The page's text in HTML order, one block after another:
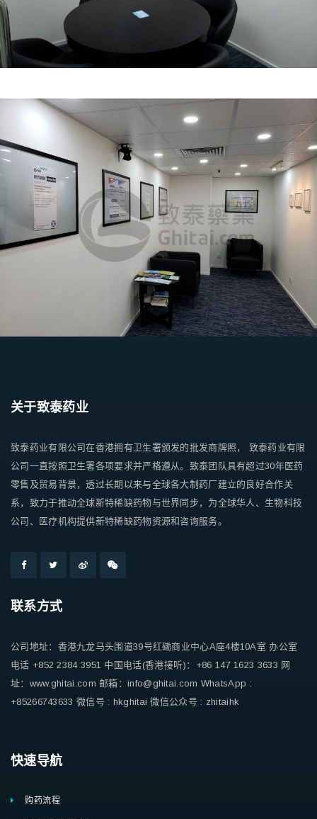
关于致泰药业
致泰药业有限公司在香港拥有卫生署颁发的批发商牌照， 致泰药业有限
公司一直按照卫生署各项要求并严格遵从。致泰团队具有超过30年医药
零售及贸易背景，透过长期以来与全球各大制药厂建立的良好合作关
系，致力于推动全球新特稀缺药物与世界同步，为全球华人、生物科技
公司、医疗机构提供新特稀缺药物资源和咨询服务。
联系方式
公司地址：香港九龙马头围道39号红磡商业中心A座4楼10A室 办公室
电话 +852 2384 3951 中国电话(香港接听)：+86 147 1623 3633 网
址：www.ghitai.com 邮箱：info@ghitai.com WhatsApp :
+85266743633 微信号 : hkghitai 微信公众号 : zhitaihk
快速导航
购药流程